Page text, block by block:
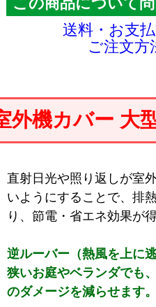
送料・お支
ご注文方
外機カバー 大
直射日光や照り返しが室
いようにすることで、排
り、節電・省エネ効果が
逆ルーバー（熱風を上に
狭いお庭やベランダでも
のダメージを減らせます